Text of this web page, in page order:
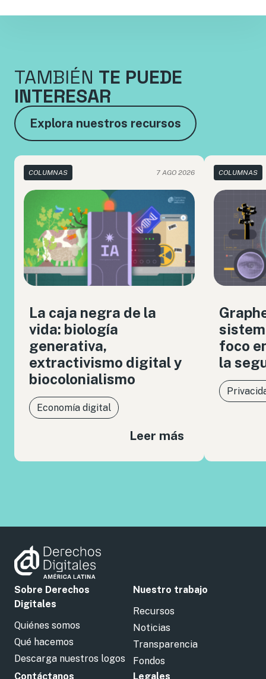
TAMBIÉN TE PUEDE
INTERESAR
Explora nuestros recursos
COLUMNAS 7 AGO 2026
La caja negra de la
vida: biología
generativa,
extractivismo digital y
biocolonialismo
Economía digital
Leer más
COLUMNAS
foco
la
Sobre Derechos
Digitales
Quiénes somos
Qué hacemos
Descarga nuestros logos
Nuestro trabajo
Recursos
Noticias
Transparencia
Fondos
Contáctanos
Legales